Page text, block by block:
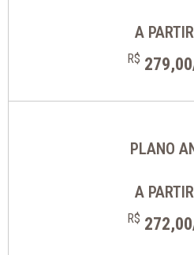
A
R$
PLANO
A
R$